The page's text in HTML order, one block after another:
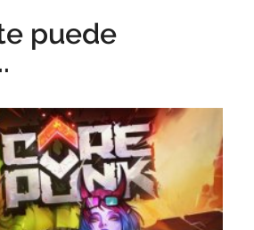
puede